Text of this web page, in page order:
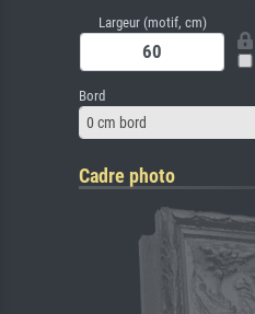
Largeur (motif, cm)
Bord
0 cm bord
Cadre photo